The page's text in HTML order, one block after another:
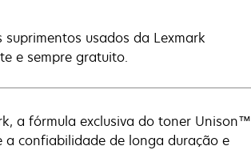
usados da Lexmark
e sempre gratuito.
a fórmula exclusiva do toner Unison™
confiabilidade de longa duração e